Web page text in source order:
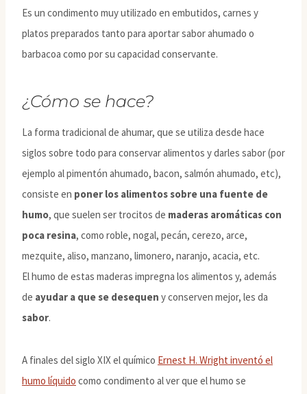
Es un condimento muy utilizado en embutidos, carnes y
platos preparados tanto para aportar sabor ahumado o
barbacoa como por su capacidad conservante.
¿Cómo se hace?
La forma tradicional de ahumar, que se utiliza desde hace
siglos sobre todo para conservar alimentos y darles sabor (por
ejemplo al pimentón ahumado, bacon, salmón ahumado, etc),
consiste en poner los alimentos sobre una fuente de
humo, que suelen ser trocitos de maderas aromáticas con
poca resina, como roble, nogal, pecán, cerezo, arce,
mezquite, aliso, manzano, limonero, naranjo, acacia, etc.
El humo de estas maderas impregna los alimentos y, además
de ayudar a que se desequen y conserven mejor, les da
sabor.
A finales del siglo XIX el químico Ernest H. Wright inventó el
humo líquido como condimento al ver que el humo se